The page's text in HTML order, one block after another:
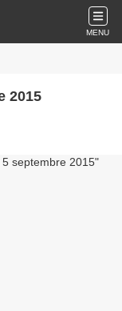
MENU
2015